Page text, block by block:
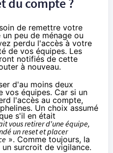
du compte ?
de remettre votre
peu de ménage ou
perdu l'accès à votre
de vos équipes. Les
notifiés de cette
à nouveau.
d'au moins deux
vos équipes. Car si un
l'accès au compte,
Un choix assumé
s'il en était
vous retirer d'une équipe,
un reset et placer
». Comme toujours, la
surcroit de vigilance.